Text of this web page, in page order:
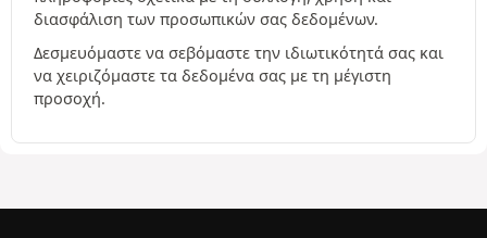
διασφάλιση των προσωπικών σας δεδομένων.
Δεσμευόμαστε να σεβόμαστε την ιδιωτικότητά σας και
να χειριζόμαστε τα δεδομένα σας με τη μέγιστη
προσοχή.